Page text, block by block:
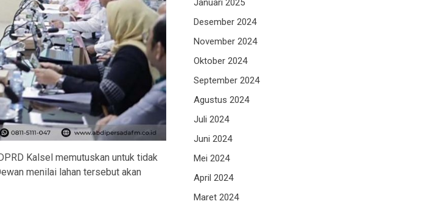
Kalsel memutuskan untuk tidak
menilai lahan tersebut akan
Januari 2025
Desember 2024
November 2024
Oktober 2024
September 2024
Agustus 2024
Juli 2024
Juni 2024
Mei 2024
April 2024
Maret 2024